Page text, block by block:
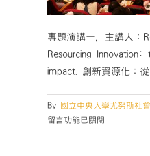
專題演講一，主講人：
Resourcing
impact. 創新資源化：
By 國立中央大學尤努斯社
留言功能已關閉